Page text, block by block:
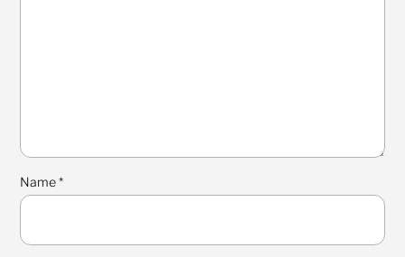
Name*